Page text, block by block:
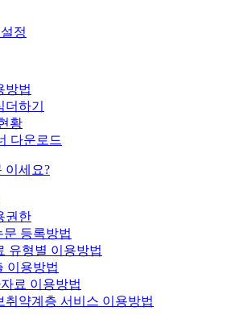
정
방법
더하기
황
다운로드
이세요?
권한
문 등록방법
유형별 이용방법
이용방법
료 이용방법
취약계층 서비스 이용방법